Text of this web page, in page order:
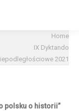
Home
IX Dyktando
2021
polsku o historii”